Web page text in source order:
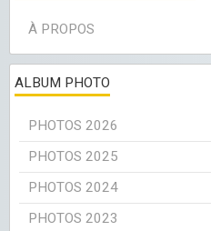
À PROPOS
ALBUM PHOTO
PHOTOS 2026
PHOTOS 2025
PHOTOS 2024
PHOTOS 2023